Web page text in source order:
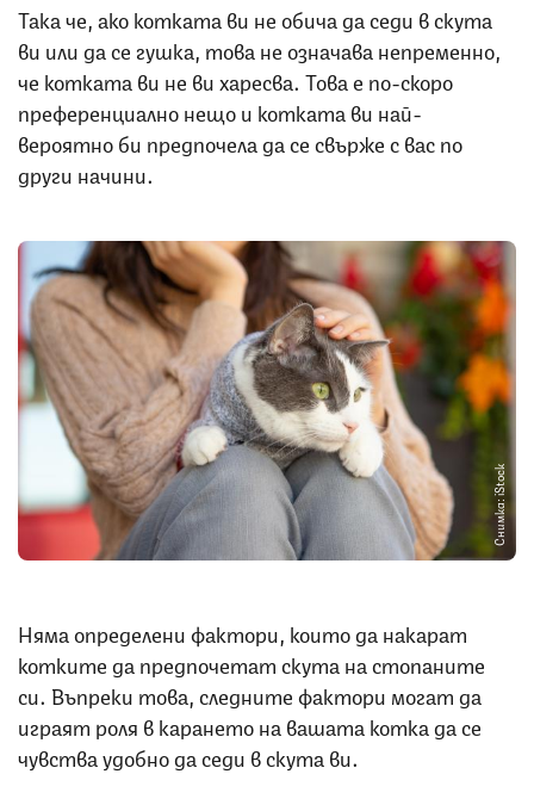
Така че, ако котката ви не обича да седи в скута
ви или да се гушка, това не означава непременно,
че котката ви не ви харесва. Това е по-скоро
преференциално нещо и котката ви най-
вероятно би предпочела да се свърже с вас по
други начини.
Снимка: iStock
Няма определени фактори, които да накарат
котките да предпочетат скута на стопаните
си. Въпреки това, следните фактори могат да
играят роля в карането на вашата котка да се
чувства удобно да седи в скута ви.